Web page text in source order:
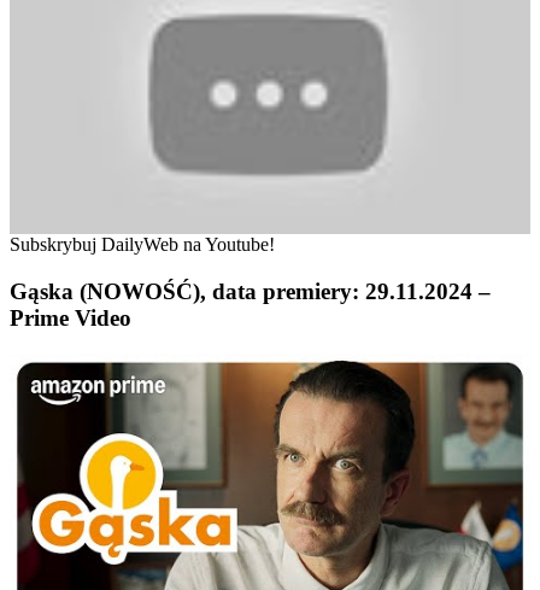
Subskrybuj DailyWeb na Youtube!
Gąska (NOWOŚĆ), data premiery: 29.11.2024 –
Prime Video